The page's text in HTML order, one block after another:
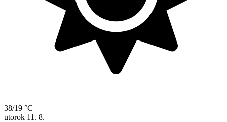
38/19 °C
utorok 11. 8.